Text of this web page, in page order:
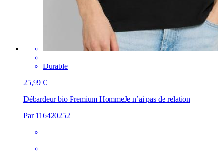
Durable
25,99 €
Débardeur bio Premium HommeJe n’ai pas de relation
Par 116420252